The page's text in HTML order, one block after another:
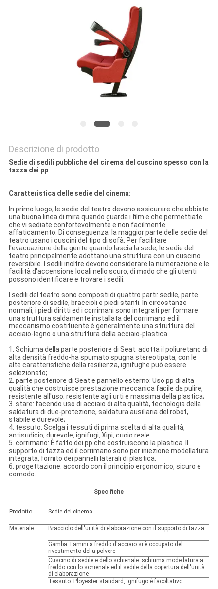
Descrizione di prodotto
Sedie di sedili pubbliche del cinema del cuscino spesso con la
tazza dei pp
Caratteristica delle sedie del cinema:
In primo luogo, le sedie del teatro devono assicurare che abbiate
una buona linea di mira quando guarda i film e che permettiate
che vi sediate confortevolmente e non facilmente
affaticamento. Di conseguenza, la maggior parte delle sedie del
teatro usano i cuscini del tipo di sofà. Per facilitare
l'evacuazione della gente quando lascia la sede, le sedie del
teatro principalmente adottano una struttura con un cuscino
reversibile. I sedili inoltre devono considerare la numerazione e le
facilità d'accensione locali nello scuro, di modo che gli utenti
possono identificare e trovare i sedili.
I sedili del teatro sono composti di quattro parti: sedile, parte
posteriore di sedile, braccioli e piedi stanti. In circostanze
normali, i piedi diritti ed i corrimani sono integrati per formare
una struttura saldamente installata del corrimano ed il
meccanismo costituente è generalmente una struttura del
acciaio-legno o una struttura della acciaio-plastica.
1. Schiuma della parte posteriore di Seat: adotta il poliuretano di
alta densità freddo-ha spumato spugna stereotipata, con le
alte caratteristiche della resilienza, ignifughe può essere
selezionato;
2. parte posteriore di Seat e pannello esterno: Uso pp di alta
qualità che costruisce prestazione meccanica facile da pulire,
resistente all'uso, resistente agli urti e massima della plastica;
3. stare: facendo uso di acciaio di alta qualità, tecnologia della
saldatura di due-protezione, saldatura ausiliaria del robot,
stabile e durevole;
4. tessuto: Scelga i tessuti di prima scelta di alta qualità,
antisudicio, durevole, ignifugi, Xipi, cuoio reale.
5. corrimano: È fatto dei pp che costruiscono la plastica. Il
supporto di tazza ed il corrimano sono per iniezione modellatura
integrata, fornito dei pannelli laterali di plastica.
6. progettazione: accordo con il principio ergonomico, sicuro e
comodo.
Specifiche
Prodotto Sedie del cinema
Materiale Bracciolo dell'unità di elaborazione con il supporto di tazza
Gamba: Lamini a freddo d'acciaio si è occupato del
rivestimento della polvere
Cuscino di sedile e dello schienale: schiuma modellatura a
freddo con lo schienale ed il sedile della copertura dell'unità
di elaborazione
Tessuto: Ployester standard, ignifugo è facoltativo